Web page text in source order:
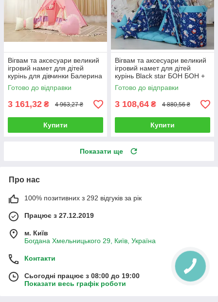
Вігвам та аксесуари великий
ігровий намет для дітей
курінь для дівчинки Балерина
з ковриком БОН БОН,
комплект
Готово до відправки
3 161,32 ₴ 4 963,27 ₴
Купити
Вігвам та аксесуари великий
ігровий намет для дітей
курінь Black star БОН БОН +
кошик Повний комплект!
Готово до відправки
3 108,64 ₴ 4 880,56 ₴
Купити
Показати ще
Про нас
100% позитивних з 292 відгуків за рік
Працює з 27.12.2019
м. Київ
Богдана Хмельницького 29, Київ, Україна
Контакти
Сьогодні працює з 08:00 до 19:00
Показати весь графік роботи